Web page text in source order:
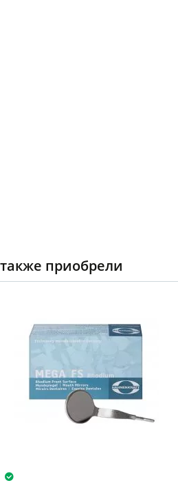
приобрели